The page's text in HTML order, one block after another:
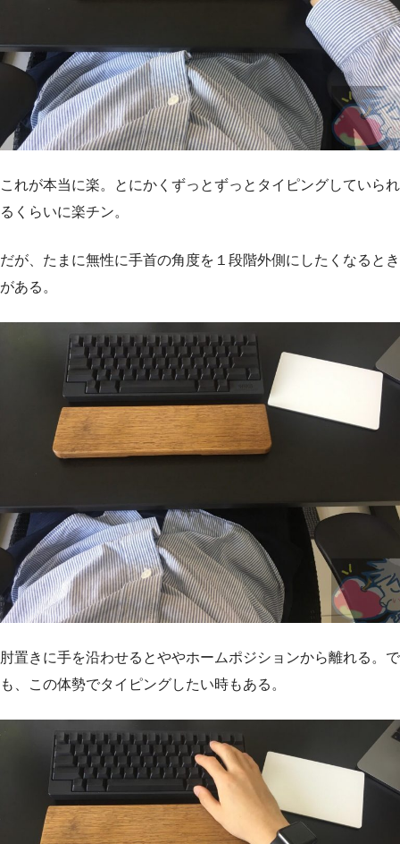
これが本当に楽。とにかくずっとずっとタイピングしていられ
るくらいに楽チン。
だが、たまに無性に手首の角度を１段階外側にしたくなるとき
がある。
肘置きに手を沿わせるとややホームポジションから離れる。で
も、この体勢でタイピングしたい時もある。